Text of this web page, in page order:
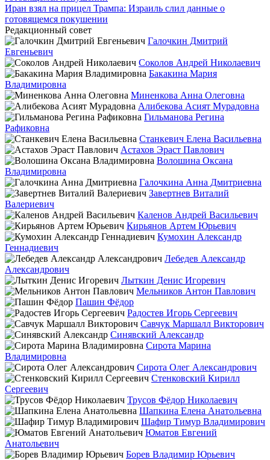
Иран взял на прицел Трампа: Израиль слил данные о
готовящемся покушении
Редакционный совет
Галочкин Дмитрий
Евгеньевич
Соколов Андрей Николаевич
Бакакина Мария
Владимировна
Миненкова Анна Олеговна
Алибекова Асият Мурадовна
Гильманова Регина
Рафиковна
Станкевич Елена Васильевна
Астахов Эраст Павлович
Волошина Оксана
Владимировна
Галочкина Анна Дмитриевна
Завертнев Виталий
Валериевич
Каленов Андрей Васильевич
Кирьянов Артем Юрьевич
Кумохин Александр
Геннадиевич
Лебедев Александр
Александрович
Лыткин Денис Игоревич
Мельников Антон Павлович
Пашин Фёдор
Радостев Игорь Сергеевич
Савчук Маршалл Викторович
Синявский Александр
Сирота Марина
Владимировна
Сирота Олег Александрович
Стенковский Кирилл
Сергеевич
Трусов Фёдор Николаевич
Шапкина Елена Анатольевна
Шафир Тимур Владимирович
Юматов Евгений
Анатольевич
Борев Владимир Юрьевич